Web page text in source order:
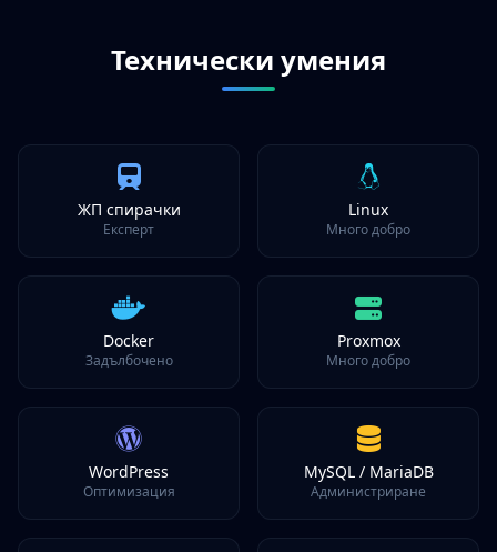
Технически умения
ЖП спирачки
Експерт
Linux
Много добро
Docker
Задълбочено
Proxmox
Много добро
WordPress
Оптимизация
MySQL / MariaDB
Администриране